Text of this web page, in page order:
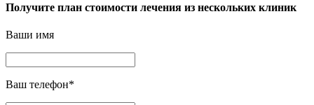
Получите план стоимости лечения из нескольких клиник
Ваши имя
Ваш телефон*